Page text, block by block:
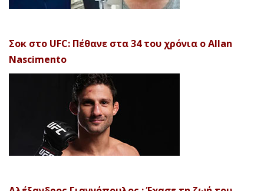
Σοκ στο UFC: Πέθανε στα 34 του χρόνια ο Allan
Nascimento